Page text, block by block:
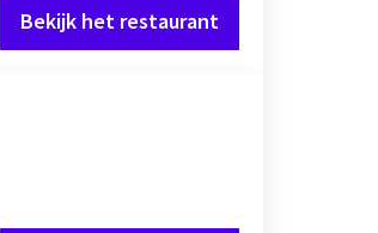
Bekijk het restaurant